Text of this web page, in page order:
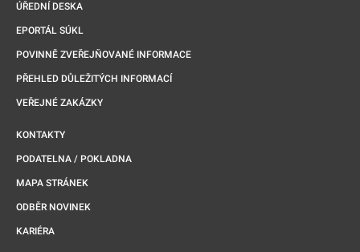
ÚŘEDNÍ DESKA
EPORTÁL SÚKL
POVINNĚ ZVEŘEJŇOVANÉ INFORMACE
PŘEHLED DŮLEŽITÝCH INFORMACÍ
VEŘEJNÉ ZAKÁZKY
KONTAKTY
PODATELNA / POKLADNA
MAPA STRÁNEK
ODBĚR NOVINEK
KARIÉRA